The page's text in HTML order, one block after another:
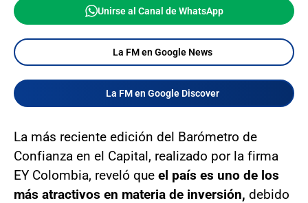
Unirse al Canal de WhatsApp
La FM en Google News
La FM en Google Discover
La más reciente edición del Barómetro de
Confianza en el Capital, realizado por la firma
EY Colombia, reveló que el país es uno de los
más atractivos en materia de inversión, debido